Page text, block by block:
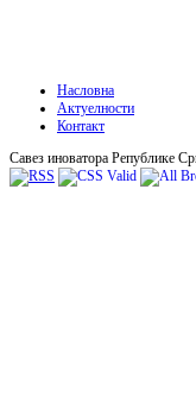
Насловна
Актуелности
Контакт
Савез иноватора Републике